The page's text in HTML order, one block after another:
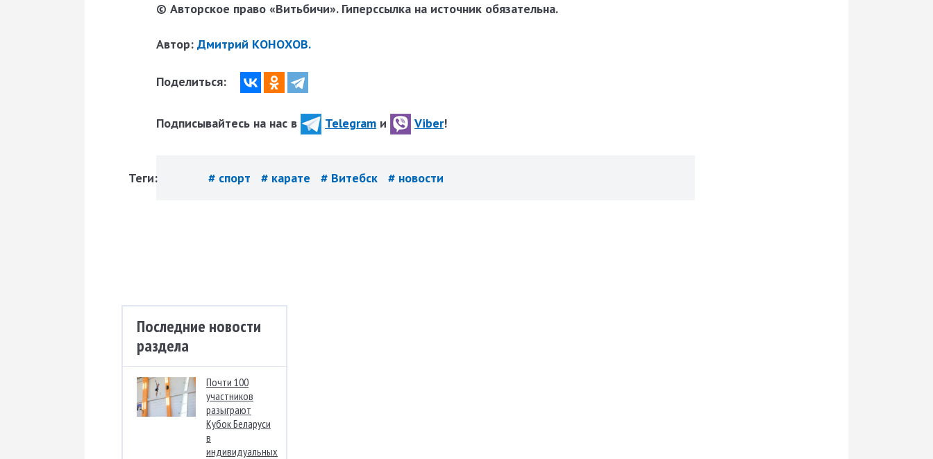
© Авторское право «Витьбичи». Гиперссылка на источник обязательна.
Автор: Дмитрий КОНОХОВ.
Поделиться:
Подписывайтесь на нас в Telegram и Viber!
Теги: # спорт # карате # Витебск # новости
Последние новости
раздела
Почти 100
участников
разыграют
Кубок Беларуси
в
индивидуальных